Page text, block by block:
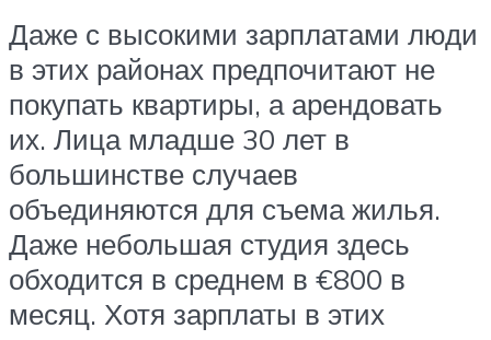
Даже с высокими зарплатами люди
в этих районах предпочитают не
покупать квартиры, а арендовать
их. Лица младше 30 лет в
большинстве случаев
объединяются для съема жилья.
Даже небольшая студия здесь
обходится в среднем в €800 в
месяц. Хотя зарплаты в этих